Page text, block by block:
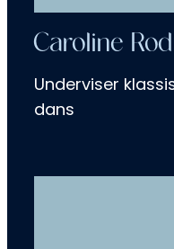
Caroline
Underviser
dans